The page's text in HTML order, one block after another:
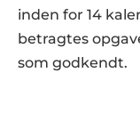
inden for 14
betragtes
som godkendt.